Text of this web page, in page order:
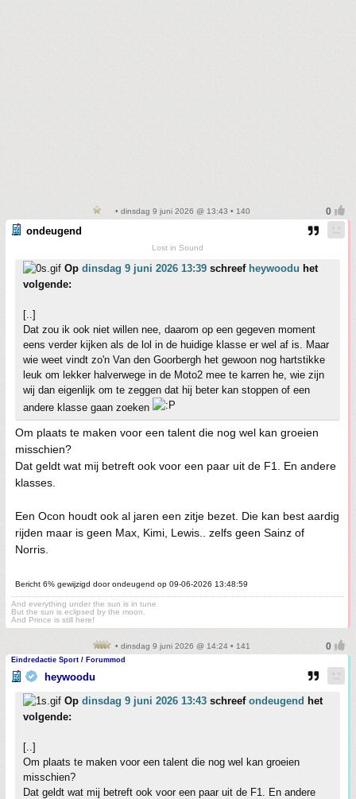
• dinsdag 9 juni 2026 @ 13:43 • 140
ondeugend
Lost in Sound
Op dinsdag 9 juni 2026 13:39 schreef heywoodu het
volgende:
[..]
Dat zou ik ook niet willen nee, daarom op een gegeven moment
eens verder kijken als de lol in de huidige klasse er wel af is. Maar
wie weet vindt zo'n Van den Goorbergh het gewoon nog hartstikke
leuk om lekker halverwege in de Moto2 mee te karren he, wie zijn
wij dan eigenlijk om te zeggen dat hij beter kan stoppen of een
andere klasse gaan zoeken
Om plaats te maken voor een talent die nog wel kan groeien
misschien?
Dat geldt wat mij betreft ook voor een paar uit de F1. En andere
klasses.
Een Ocon houdt ook al jaren een zitje bezet. Die kan best aardig
rijden maar is geen Max, Kimi, Lewis.. zelfs geen Sainz of
Norris.
Bericht 6% gewijzigd door ondeugend op 09-06-2026 13:48:59
And everything under the sun is in tune
But the sun is eclipsed by the moon.
And Prince is still here!
• dinsdag 9 juni 2026 @ 14:24 • 141
Eindredactie Sport / Forummod
heywoodu
Op dinsdag 9 juni 2026 13:43 schreef ondeugend het
volgende:
[..]
Om plaats te maken voor een talent die nog wel kan groeien
misschien?
Dat geldt wat mij betreft ook voor een paar uit de F1. En andere